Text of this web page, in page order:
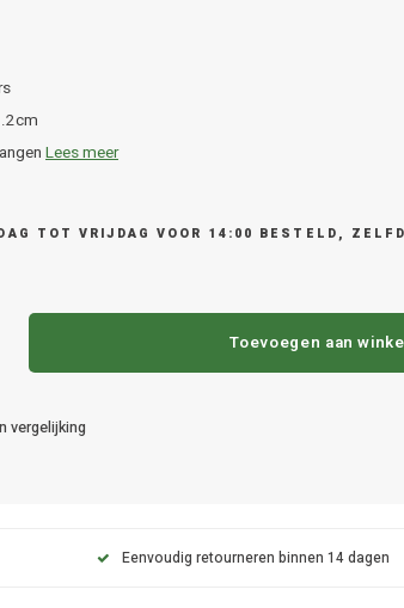
Lees meer
TOT VRIJDAG VOOR 14:00 BESTELD,
Toevoegen aan
vergelijking
Eenvoudig retourneren binnen 14 dagen